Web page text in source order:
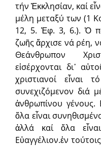
τήν Ἐκκλησίαν, καί
μέλη μεταξύ των (1
12, 5. Ἐφ. 3, 6.). Ὁ
ζωῆς ἄρχισε νά ρέη,
Θεάνθρωπον
εἰσέρχονται δι᾽
χριστιανοί εἶναι
συνεχιζόμενον διά
ἀνθρωπίνου γένους.
ὅλα εἶναι
ἀλλά καί ὅλα
Εὐαγγέλιον.ἐν